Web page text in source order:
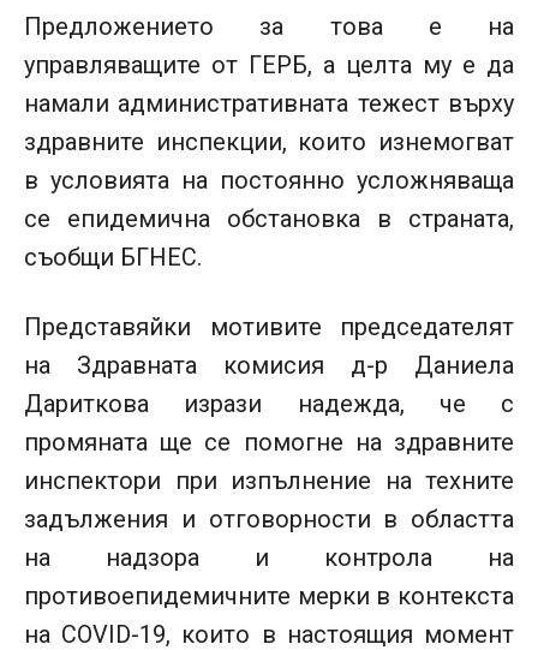
Предложението за това е на
управляващите от ГЕРБ, а целта му е да
намали административната тежест върху
здравните инспекции, които изнемогват
в условията на постоянно усложняваща
се епидемична обстановка в страната,
съобщи БГНЕС.
Представяйки мотивите председателят
на Здравната комисия д-р Даниела
Дариткова изрази надежда, че с
промяната ще се помогне на здравните
инспектори при изпълнение на техните
задължения и отговорности в областта
на надзора и контрола на
противоепидемичните мерки в контекста
на COVID-19, които в настоящия момент